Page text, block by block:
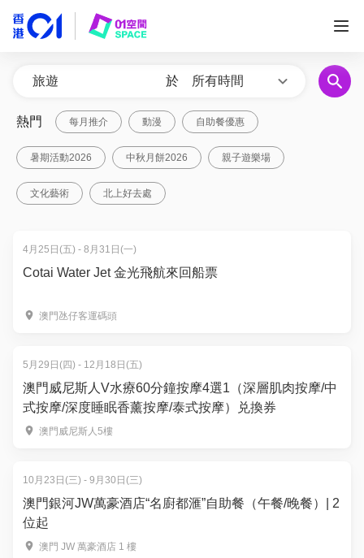
於 所有時間
熱門 每月推介 動漫 自助餐優惠
暑期活動2026 中秋月餅2026 親子遊樂場
文化藝術 北上好去處
4月25日(五) - 8月31日(一)
Cotai Water Jet 金光飛航來回船票
澳門氹仔客運碼頭
5月29日(四) - 12月18日(五)
澳門威尼斯人V水療60分鐘按摩4選1（深層肌肉按摩/中
式按摩/深度睡眠香薰按摩/泰式按摩）兑換券
澳門威尼斯人5樓
10月23日(三) - 9月30日(三)
澳門銀河JW萬豪酒店“名廚都滙”自助餐（午餐/晚餐）| 2
位起
澳門 JW 萬豪酒店 1 樓